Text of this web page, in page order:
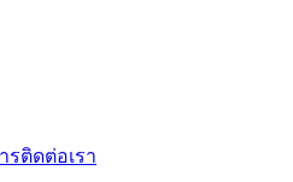
รติดต่อเรา